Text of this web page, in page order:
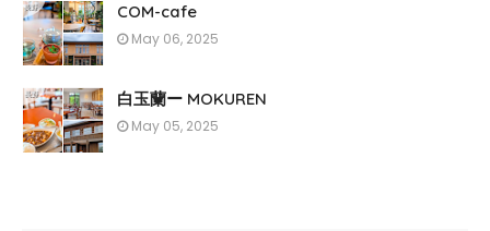
COM-cafe
May 06, 2025
白玉蘭ー MOKUREN
May 05, 2025